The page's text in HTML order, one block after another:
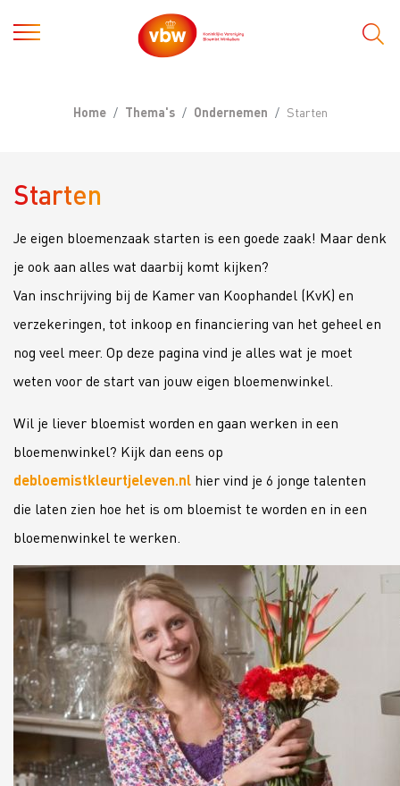
Home Thema's Ondernemen Starten
Starten
Je eigen bloemenzaak starten is een goede zaak! Maar denk
je ook aan alles wat daarbij komt kijken?
Van inschrijving bij de Kamer van Koophandel (KvK) en
verzekeringen, tot inkoop en financiering van het geheel en
nog veel meer. Op deze pagina vind je alles wat je moet
weten voor de start van jouw eigen bloemenwinkel.
Wil je liever bloemist worden en gaan werken in een
bloemenwinkel? Kijk dan eens op
debloemistkleurtjeleven.nl hier vind je 6 jonge talenten
die laten zien hoe het is om bloemist te worden en in een
bloemenwinkel te werken.